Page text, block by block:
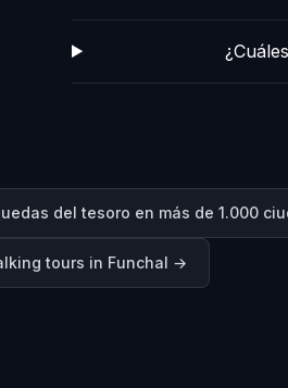
del tesoro en más de 1.000
tours in Funchal →